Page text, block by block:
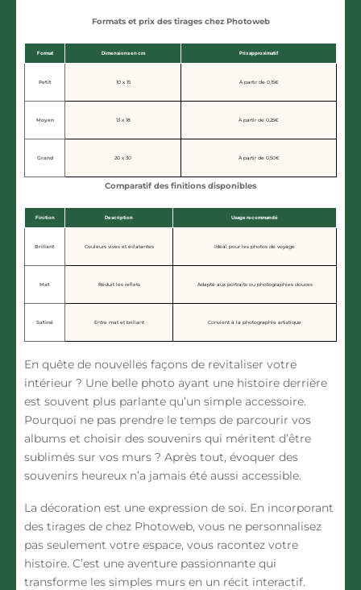
Formats et prix des tirages chez Photoweb
Format Dimensions en cm Prix approximatif
Petit 10 x 15 À partir de 0,15€
Moyen 13 x 18 À partir de 0,25€
Grand 20 x 30 À partir de 0,50€
Comparatif des finitions disponibles
Finition Description Usage recommandé
Brillant Couleurs vives et éclatantes Idéal pour les photos de voyage
Mat Réduit les reflets Adapté aux portraits ou photographies douces
Satiné Entre mat et brillant Convient à la photographie artistique
En quête de nouvelles façons de revitaliser votre
intérieur ? Une belle photo ayant une histoire derrière
est souvent plus parlante qu’un simple accessoire.
Pourquoi ne pas prendre le temps de parcourir vos
albums et choisir des souvenirs qui méritent d’être
sublimés sur vos murs ? Après tout, évoquer des
souvenirs heureux n’a jamais été aussi accessible.
La décoration est une expression de soi. En incorporant
des tirages de chez Photoweb, vous ne personnalisez
pas seulement votre espace, vous racontez votre
histoire. C’est une aventure passionnante qui
transforme les simples murs en un récit interactif.